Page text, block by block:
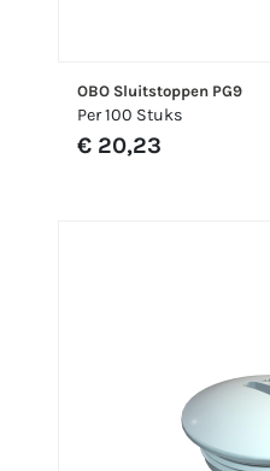
OBO Sluitstoppen PG9
Per 100 Stuks
€ 20,23